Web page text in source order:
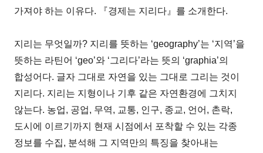
가져야 하는 이유다. 『경제는 지리다』를 소개한다.
지리는 무엇일까? 지리를 뜻하는 ‘geography’는 ‘지역’을
뜻하는 라틴어 ‘geo’와 ‘그리다’라는 뜻의 ‘graphia’의
합성어다. 글자 그대로 자연을 있는 그대로 그리는 것이
지리다. 지리는 지형이나 기후 같은 자연환경에 그치지
않는다. 농업, 공업, 무역, 교통, 인구, 종교, 언어, 촌락,
도시에 이르기까지 현재 시점에서 포착할 수 있는 각종
정보를 수집, 분석해 그 지역만의 특징을 찾아내는